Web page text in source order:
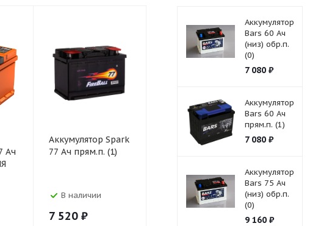
Ач
Аккумулятор Spark
77 Ач прям.п. (1)
В наличии
7 520 ₽
Аккумулятор
В наличии В
Аккумулятор
Bars 60 Ач
(низ) обр.п.
(0)
7 080₽
Аккумулятор
Bars 60 Ач
прям.п. (1)
7 080₽
Аккумулятор
Bars 75 Ач
(низ) обр.п.
(0)
9 160₽